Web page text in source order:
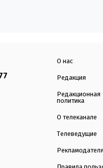
О нас
Редакция
Редакционная
политика
О телеканале
Телеведущие